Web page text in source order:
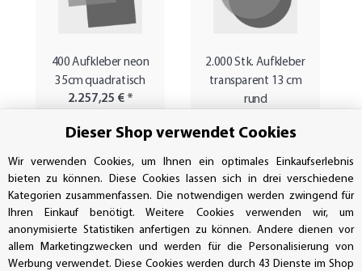
400 Aufkleber neon
35cm quadratisch
2.257,25 € *
2.000 Stk. Aufkleber
transparent 13 cm
rund
Dieser Shop verwendet Cookies
Wir verwenden Cookies, um Ihnen ein optimales Einkaufserlebnis
bieten zu können. Diese Cookies lassen sich in drei verschiedene
Kategorien zusammenfassen. Die notwendigen werden zwingend für
Ihren Einkauf benötigt. Weitere Cookies verwenden wir, um
anonymisierte Statistiken anfertigen zu können. Andere dienen vor
allem Marketingzwecken und werden für die Personalisierung von
Werbung verwendet. Diese Cookies werden durch 43 Dienste im Shop